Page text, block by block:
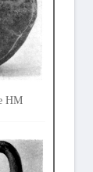
HM